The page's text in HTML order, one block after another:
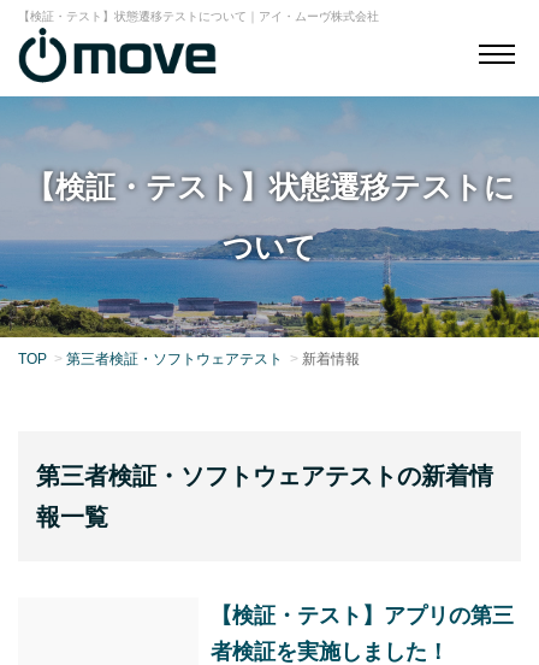
【検証・テスト】状態遷移テストについて｜アイ・ムーヴ株式会社
【検証・テスト】状態遷移テストに
ついて
TOP 第三者検証・ソフトウェアテスト 新着情報
第三者検証・ソフトウェアテストの新着情
報一覧
【検証・テスト】アプリの第三
者検証を実施しました！